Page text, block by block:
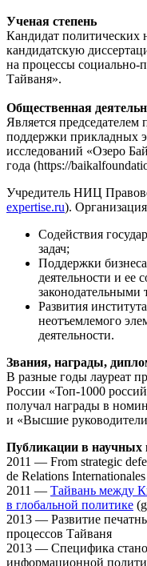
Ученая степень
Кандидат политических
кандидатскую
на процессы социально-
Тайваня».
Общественная
Является председателем
поддержки прикладных
исследований «Озеро
года (https://
Учредитель НИЦ
expertise.ru).
Содействия
задач;
Поддержки
деятельности и ее
законодательными
Развития
неотъемлемого
деятельности.
Звания, награды,
В разные годы лауреат
России «Топ-1000
получал награды в
и «Высшие
Публикации в
2011 — From strategic
de Relations
2011 — Тайвань между
в глобальной политике
2013 — Развитие
процессов Тайваня
2013 — Специфика
информационной